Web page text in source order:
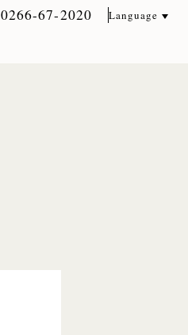
0266-67-2020 Language